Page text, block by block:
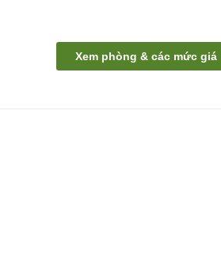
Xem phòng & các mức giá